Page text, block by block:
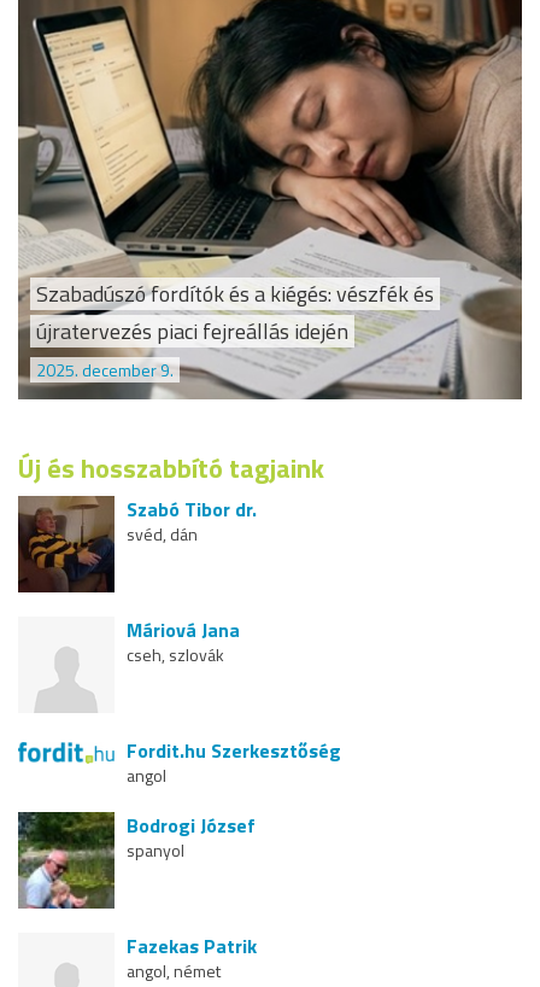
Szabadúszó fordítók és a kiégés: vészfék és
újratervezés piaci fejreállás idején
2025. december 9.
Új és hosszabbító tagjaink
Szabó Tibor dr.
svéd, dán
Máriová Jana
cseh, szlovák
Fordit.hu Szerkesztőség
angol
Bodrogi József
spanyol
Fazekas Patrik
angol, német